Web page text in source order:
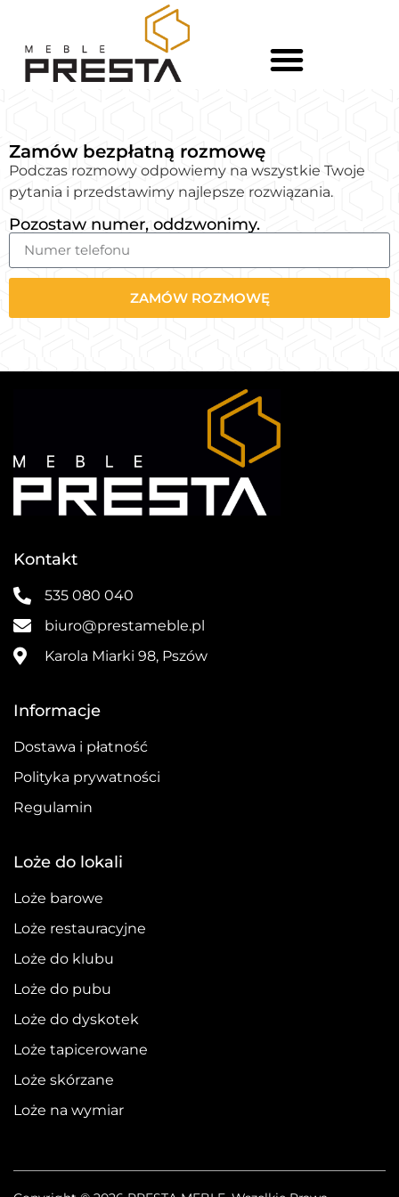
Zamów bezpłatną rozmowę
Podczas rozmowy odpowiemy na wszystkie Twoje
pytania i przedstawimy najlepsze rozwiązania.
Pozostaw numer, oddzwonimy.
ZAMÓW ROZMOWĘ
Kontakt
535 080 040
biuro@prestameble.pl
Karola Miarki 98, Pszów
Informacje
Dostawa i płatność
Polityka prywatności
Regulamin
Loże do lokali
Loże barowe
Loże restauracyjne
Loże do klubu
Loże do pubu
Loże do dyskotek
Loże tapicerowane
Loże skórzane
Loże na wymiar